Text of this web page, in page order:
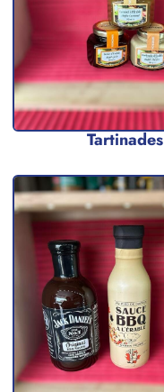
Tartinades